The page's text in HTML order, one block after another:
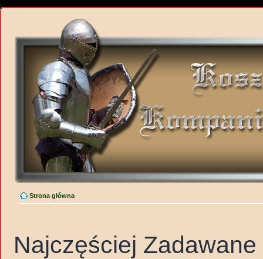
Strona główna
Najczęściej